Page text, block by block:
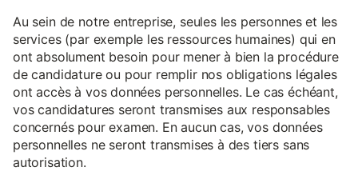
Au sein de notre entreprise, seules les personnes et les
services (par exemple les ressources humaines) qui en
ont absolument besoin pour mener à bien la procédure
de candidature ou pour remplir nos obligations légales
ont accès à vos données personnelles. Le cas échéant,
vos candidatures seront transmises aux responsables
concernés pour examen. En aucun cas, vos données
personnelles ne seront transmises à des tiers sans
autorisation.